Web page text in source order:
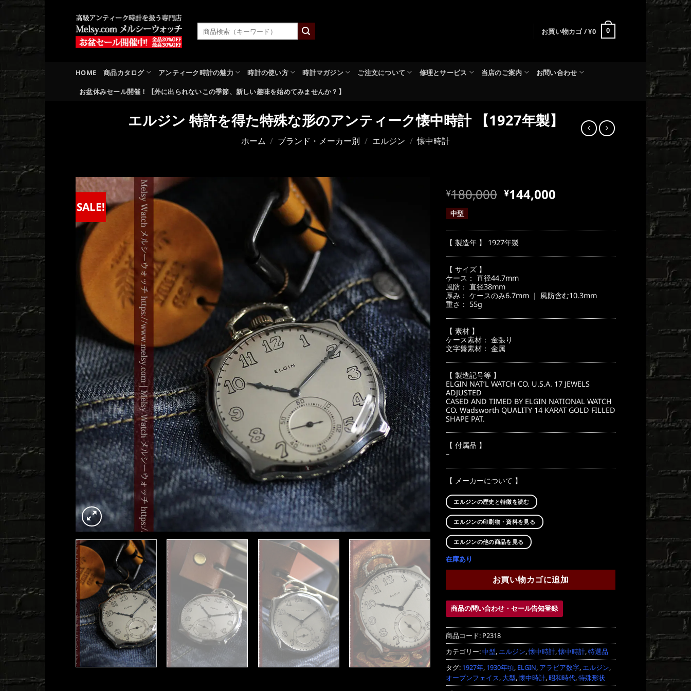
to
お買い物カゴ /¥0 0
HOME 商品カタログ アンティーク時計の魅力 時計の使い方 時計マガジン ご注文について 修理とサービス 当店のご案内 お問い合わせ
お盆休みセール開催！【外に出られないこの季節、新しい趣味を始めてみませんか？】
エルジン 特許を得た特殊な形のアンティーク懐中時計 【1927年製】
ホーム / ブランド・メーカー別 / エルジン / 懐中時計
SALE!
元
の
価
格
は
¥180,000
で
し
た。
¥180,000 現
価
格
は
で
す。
¥144,000
中型
【 製造年 】 1927年製
【 サイズ 】
ケース： 直径44.7mm
風防： 直径38mm
厚み： ケースのみ6.7mm ｜ 風防含む10.3mm
重さ： 55g
【 素材 】
ケース素材： 金張り
文字盤素材： 金属
【 製造記号等 】
ELGIN NAT’L WATCH CO. U.S.A. 17 JEWELS
ADJUSTED
CASED AND TIMED BY ELGIN NATIONAL WATCH
CO. Wadsworth QUALITY 14 KARAT GOLD FILLED
SHAPE PAT.
【 付属品 】
–
【 メーカーについて 】
エルジンの歴史と特徴を読む
エルジンの印刷物・資料を見る
エルジンの他の商品を見る
在庫あり
お買い物カゴに追加
商品の問い合わせ・セール告知登録
商品コード: P2318
カテゴリー:中型, エルジン,懐中時計,懐中時計,特選品
タグ: 1927年, 1930年頃, ELGIN, アラビア数字, エルジン,
オープンフェイス, 大型,懐中時計,昭和時代,特殊形状